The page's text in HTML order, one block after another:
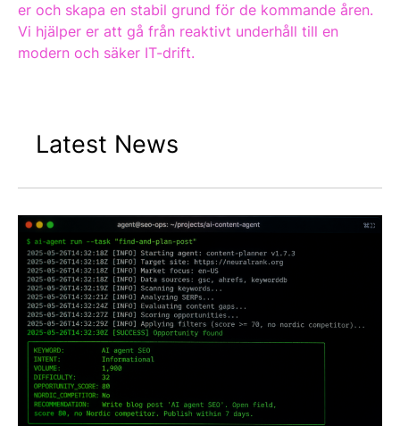
er och skapa en stabil grund för de kommande åren.
Vi hjälper er att gå från reaktivt underhåll till en
modern och säker IT-drift.
Latest News